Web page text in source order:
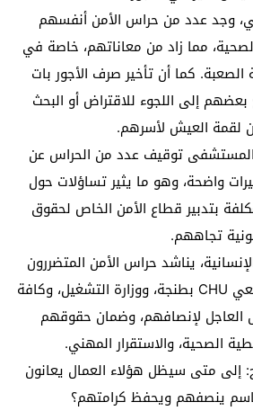
وجد عدد من حراس الأمن أنفسهم
مما زاد من معاناتهم، خاصة في
كما أن تأخير صرف الأجور بات
إلى اللجوء للاقتراض أو البحث
لقمة العيش لأسرهم.
توقيف عدد من الحراس عن
واضحة، وهو ما يثير تساؤلات حول
بتدبير قطاع الأمن الخاص لحقوق
تجاههم.
يناشد حراس الأمن المتضررون
إدارة المستشفى الجامعي CHU بطنجة، ووزارة التشغيل، وكافة
العاجل لإنصافهم، وضمان حقوقهم
الصحية، والاستقرار المهني.
إلى متى سيظل هؤلاء العمال يعانون
ينصفهم ويحفظ كرامتهم؟